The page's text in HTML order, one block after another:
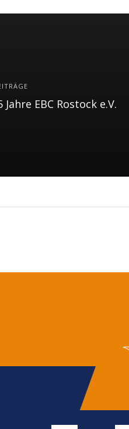
EBC Rostock e.V.